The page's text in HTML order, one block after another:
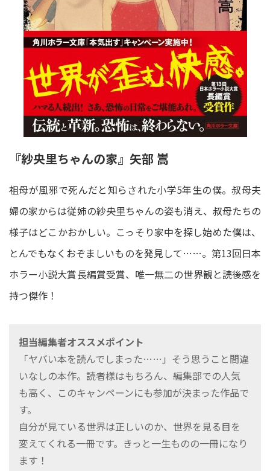
『紗央里ちゃんの家』矢部 嵩
祖母が風邪で死んだと知らされた小学5年生の僕。叔母夫
婦の家からは従姉の紗央里ちゃんの姿も消え、叔母たちの
様子はどこかおかしい。こっそり家中を探し始めた僕は、
とんでもなくおぞましいものを発見して……。第13回日本
ホラー小説大賞長編賞受賞、唯一無二の世界観と読後感を
持つ傑作！
担当編集者オススメポイント
「ヤバい本を読んでしまった……」そう思うこと間違
いなしの本作。読者様はもちろん、編集部での人気
も高く、このキャンペーンにも参加が決まった作品で
す。
自分が見ている世界は正しいのか、世界を見る目を
変えてくれる一冊です。きっと一生ものの一冊になり
ます！